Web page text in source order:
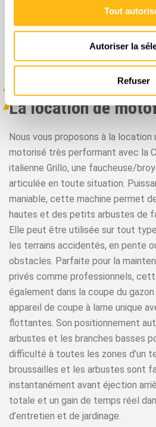
Tout
Autoriser la
Refuser
auront utilité régulièrement pour
terrains allant jusqu’à 3 000
disposant d’une propriété de
maniement simple et sécurisé.
La location de
Nous vous proposons à la location
motorisé très performant avec la
italienne Grillo, une faucheuse/
articulée en toute situation.
maniable, cette machine permet
hautes et des petits arbustes de
Elle peut être utilisée sur tout
les terrains accidentés, en pente
obstacles. Parfaite pour la
privés comme professionnels,
également dans la coupe du
appareil de coupe à lame unique
flottantes. Son positionnement
arbustes et les branches basses
difficulté à toutes les zones d’un
broussailles et les arbustes sont
instantanément avant éjection
totale et un gain de temps réel
d’entretien et de jardinage.